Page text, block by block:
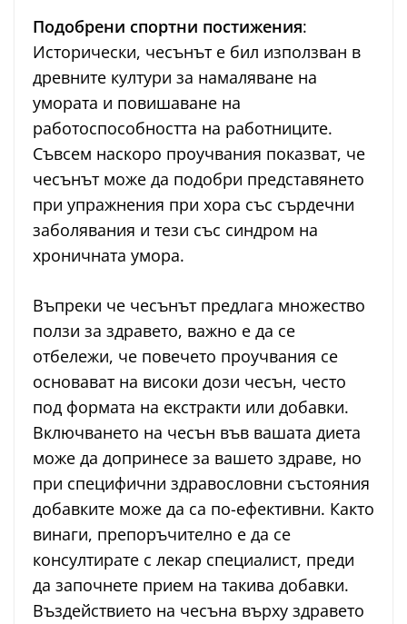
Подобрени спортни постижения:
Исторически, чесънът е бил използван в
древните култури за намаляване на
умората и повишаване на
работоспособността на работниците.
Съвсем наскоро проучвания показват, че
чесънът може да подобри представянето
при упражнения при хора със сърдечни
заболявания и тези със синдром на
хроничната умора.
Въпреки че чесънът предлага множество
ползи за здравето, важно е да се
отбележи, че повечето проучвания се
основават на високи дози чесън, често
под формата на екстракти или добавки.
Включването на чесън във вашата диета
може да допринесе за вашето здраве, но
при специфични здравословни състояния
добавките може да са по-ефективни. Както
винаги, препоръчително е да се
консултирате с лекар специалист, преди
да започнете прием на такива добавки.
Въздействието на чесъна върху здравето